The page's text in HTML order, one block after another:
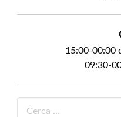
15:00-00:00
09:30-